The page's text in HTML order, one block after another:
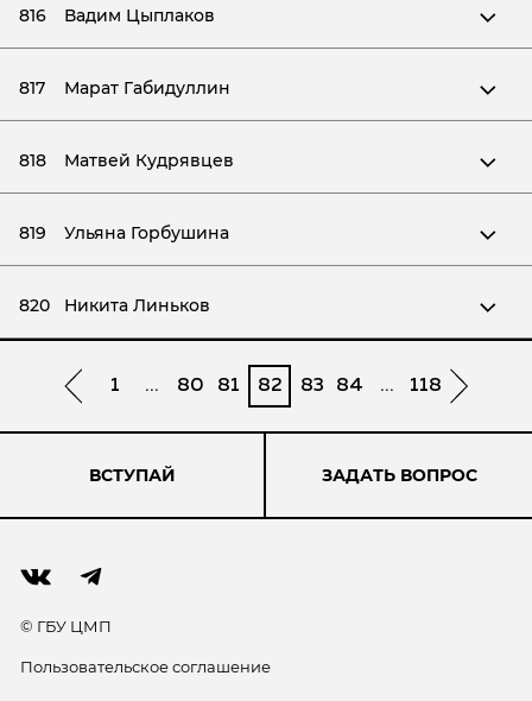
816 Вадим Цыплаков
817 Марат Габидуллин
818 Матвей Кудрявцев
819 Ульяна Горбушина
820 Никита Линьков
1 ... 80 81 82 83 84 ... 118
ВСТУПАЙ ЗАДАТЬ ВОПРОС
© ГБУ ЦМП
Пользовательское соглашение